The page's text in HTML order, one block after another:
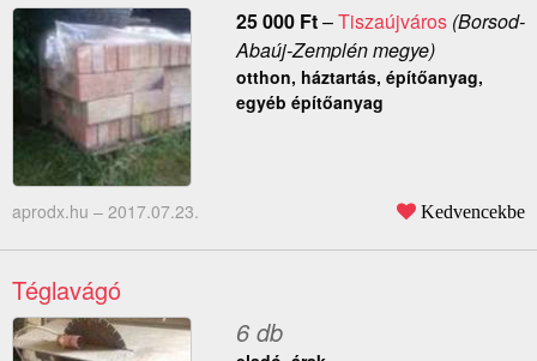
25 000 Ft–Tiszaújváros(Borsod-
Abaúj-Zemplén megye)
otthon, háztartás, építőanyag,
egyéb építőanyag
aprodx.hu – 2017.07.23. Kedvencekbe
Téglavágó
6 db